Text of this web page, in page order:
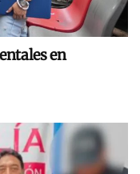
en